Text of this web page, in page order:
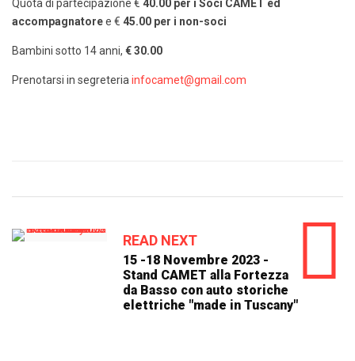
Quota di partecipazione € 40.00 per i Soci CAMET ed
accompagnatoree € 45.00 per i non-soci
Bambini sotto 14 anni, € 30.00
Prenotarsi in segreteria infocamet@gmail.com
READ NEXT
15 -18 Novembre 2023 -
Stand CAMET alla Fortezza
da Basso con auto storiche
elettriche "made in Tuscany"